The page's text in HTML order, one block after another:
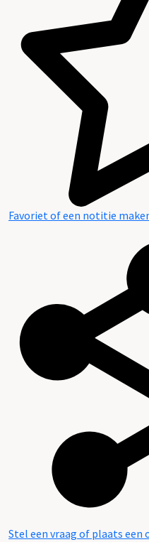
Favoriet of een notitie
Stel een vraag of plaats